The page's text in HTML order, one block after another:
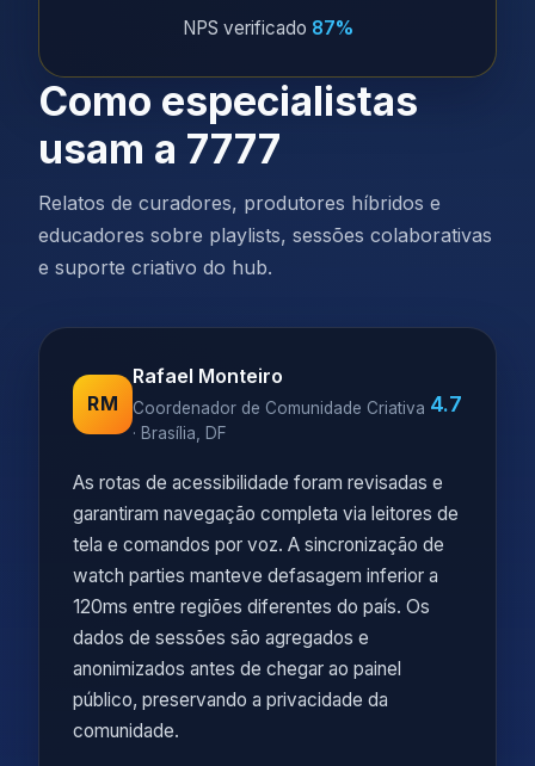
NPS verificado 87%
Como especialistas
usam a 7777
Relatos de curadores, produtores híbridos e
educadores sobre playlists, sessões colaborativas
e suporte criativo do hub.
RM
Rafael Monteiro
Coordenador de Comunidade Criativa
· Brasília, DF
4.7
As rotas de acessibilidade foram revisadas e
garantiram navegação completa via leitores de
tela e comandos por voz. A sincronização de
watch parties manteve defasagem inferior a
120ms entre regiões diferentes do país. Os
dados de sessões são agregados e
anonimizados antes de chegar ao painel
público, preservando a privacidade da
comunidade.